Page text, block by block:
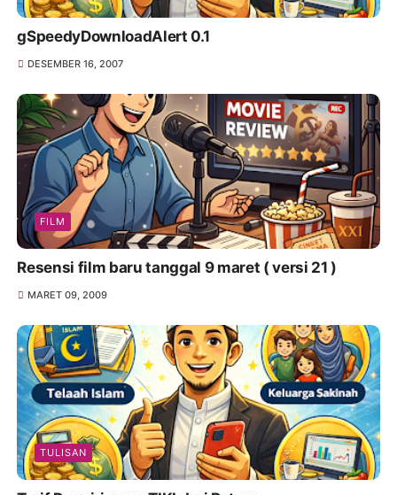
gSpeedyDownloadAlert 0.1
DESEMBER 16, 2007
FILM
Resensi film baru tanggal 9 maret ( versi 21 )
MARET 09, 2009
TULISAN